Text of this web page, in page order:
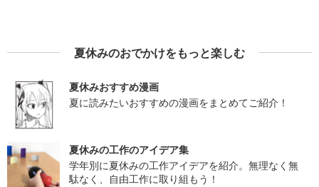
夏休みのおでかけをもっと楽しむ
夏休みおすすめ漫画
夏に読みたいおすすめの漫画をまとめてご紹介！
夏休みの工作のアイデア集
学年別に夏休みの工作アイデアを紹介。無理なく無
駄なく、自由工作に取り組もう！